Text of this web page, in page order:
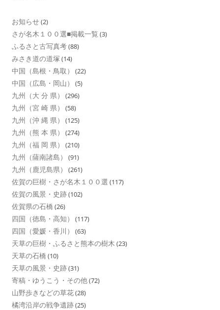
お知らせ(2)
さが名木１００選■掲載一覧 (3)
ふるさと古写真考(88)
みさき道の道塚 (14)
中国（島根・鳥取） (22)
中国（広島・岡山） (5)
九州（大 分 県） (296)
九州（宮 崎 県） (58)
九州（沖 縄 県） (125)
九州（熊 本 県） (274)
九州（福 岡 県） (210)
九州（薩南諸島） (91)
九州（鹿児島県） (261)
佐賀の巨樹・さが名木１００選 (117)
佐賀の風景・史跡(102)
佐賀県の石橋 (26)
四国（徳島・高知） (117)
四国（愛媛・香川） (63)
天草の巨樹・ふるさと熊本の樹木 (23)
天草の石橋 (10)
天草の風景・史跡(31)
寄稿・ゆうこう・その他(72)
山野歩きなどの草花(28)
橘湾沿岸の戦争遺跡(25)